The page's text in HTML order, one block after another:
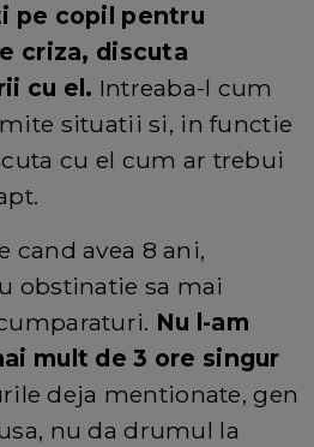
pe copil pentru
criza, discuta
cu el. Intreaba-l cum
situatii si, in functie
cu el cum ar trebui
cand avea 8 ani,
obstinatie sa mai
Nu l-am
mult de 3 ore singur
deja mentionate, gen
nu da drumul la